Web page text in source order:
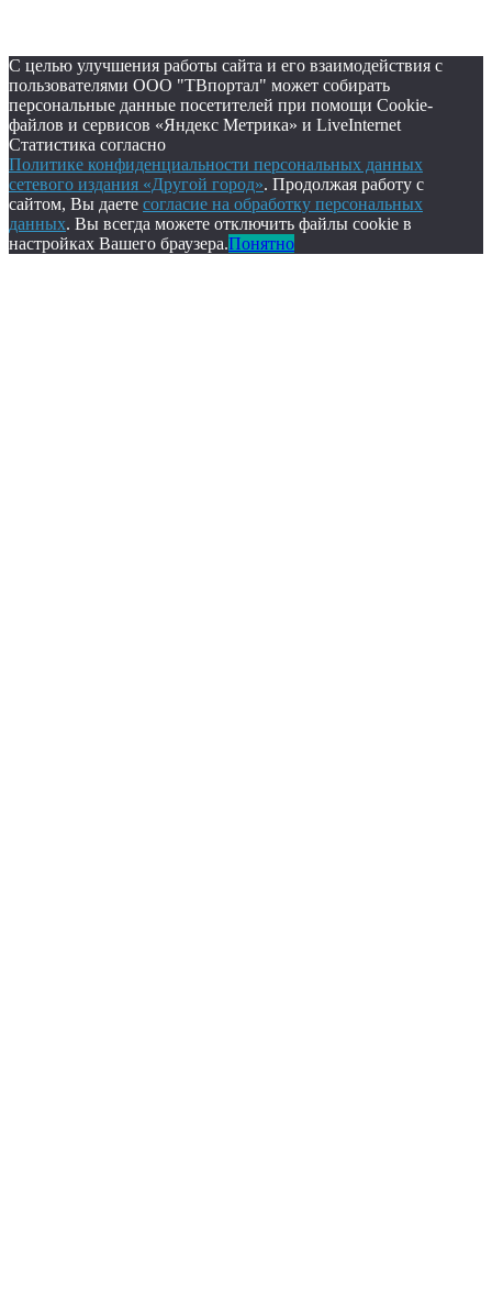
С целью улучшения работы сайта и его взаимодействия с
пользователями ООО "ТВпортал" может собирать
персональные данные посетителей при помощи Cookie-
файлов и сервисов «Яндекс Метрика» и LiveInternet
Статистика согласно
Политике конфиденциальности персональных данных
сетевого издания «Другой город». Продолжая работу с
сайтом, Вы даете согласие на обработку персональных
данных. Вы всегда можете отключить файлы cookie в
настройках Вашего браузера.Понятно